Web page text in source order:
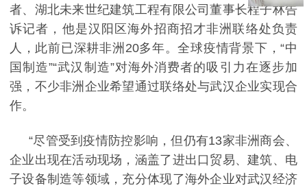
者、湖北未来世纪建筑工程有限公司董事长程子林告
诉记者，他是汉阳区海外招商招才非洲联络处负责
人，此前已深耕非洲 20多年。全球疫情背景下，“中
国制造”“武汉制造”对海外消费者的吸引力在逐步加
强，不少非洲企业希望通过联络处与武汉企业实现合
作。
“尽管受到疫情防控影响，但仍有13家非洲商会、
企业出现在活动现场，涵盖了进出口贸易、建筑、电
子设备制造等领域，充分体现了海外企业对武汉经济